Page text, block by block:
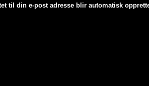
til din e-post adresse blir automatisk